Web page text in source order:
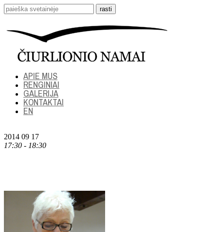
APIE MUS
RENGINIAI
GALERIJA
KONTAKTAI
EN
2014 09 17
17:30 - 18:30